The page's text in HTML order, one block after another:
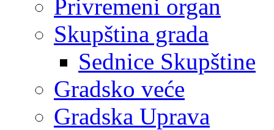
Privremeni organ
Skupština grada
Sednice Skupštine
Gradsko veće
Gradska Uprava